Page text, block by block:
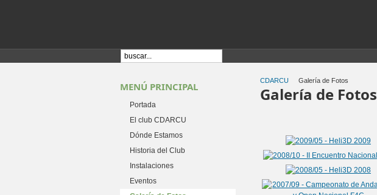
CDARCU Galería de Fotos
Galería de Fotos
MENÚ PRINCIPAL
Portada
El club CDARCU
Dónde Estamos
Historia del Club
Instalaciones
Eventos